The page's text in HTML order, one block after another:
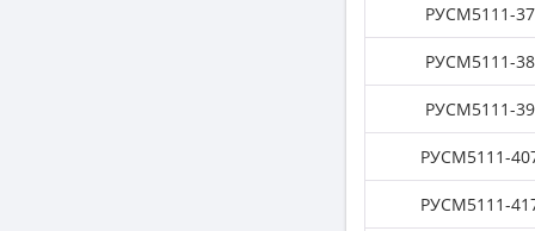
РУСМ5111-
РУСМ5111-
РУСМ5111-
РУСМ5111-
РУСМ5111-